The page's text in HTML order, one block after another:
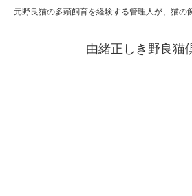
元野良猫の多頭飼育を経験する管理人が、猫の
由緒正しき野良猫